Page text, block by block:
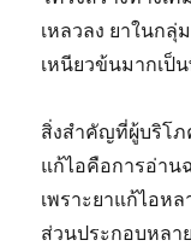
เหลวลง ยาในก
เหนียวข้นมากเป็
สิ่งสำคัญที่ผู้บริโภ
แก้ไอคือการอ่าน
เพราะยาแก้ไอห
ส่วนประกอบหลา